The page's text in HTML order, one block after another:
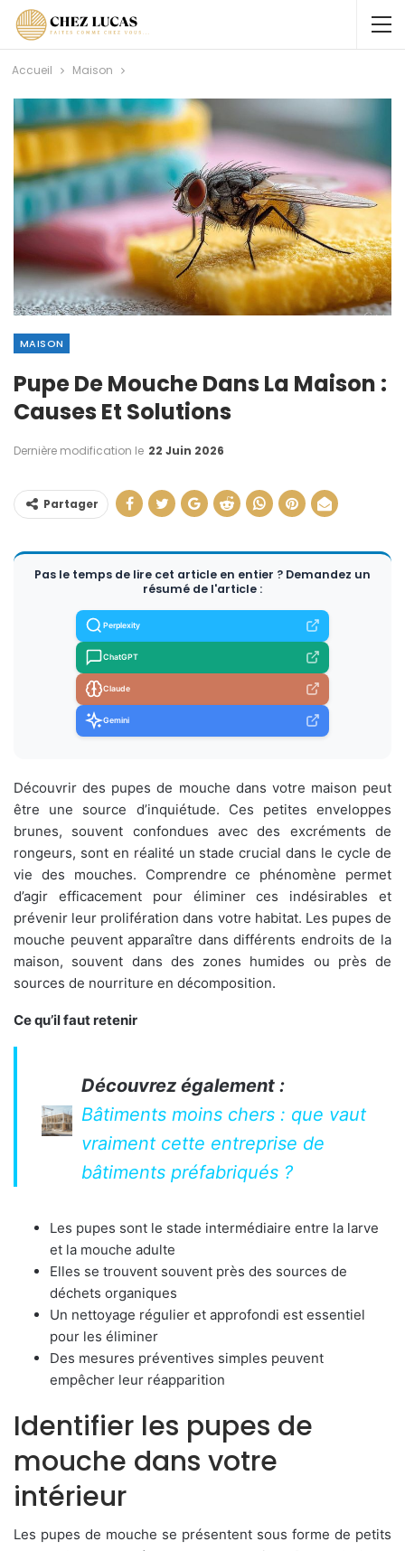
Accueil Maison
MAISON
Pupe De Mouche Dans La Maison :
Causes Et Solutions
Dernière modification le 22 Juin 2026
Partager
Pas le temps de lire cet article en entier ? Demandez un
résumé de l'article :
Perplexity
ChatGPT
Claude
Gemini
Découvrir des pupes de mouche dans votre maison peut
être une source d’inquiétude. Ces petites enveloppes
brunes, souvent confondues avec des excréments de
rongeurs, sont en réalité un stade crucial dans le cycle de
vie des mouches. Comprendre ce phénomène permet
d’agir efficacement pour éliminer ces indésirables et
prévenir leur prolifération dans votre habitat. Les pupes de
mouche peuvent apparaître dans différents endroits de la
maison, souvent dans des zones humides ou près de
sources de nourriture en décomposition.
Ce qu’il faut retenir
Découvrez également :
Bâtiments moins chers : que vaut
vraiment cette entreprise de
bâtiments préfabriqués ?
Les pupes sont le stade intermédiaire entre la larve
et la mouche adulte
Elles se trouvent souvent près des sources de
déchets organiques
Un nettoyage régulier et approfondi est essentiel
pour les éliminer
Des mesures préventives simples peuvent
empêcher leur réapparition
Identifier les pupes de
mouche dans votre
intérieur
Les pupes de mouche se présentent sous forme de petits